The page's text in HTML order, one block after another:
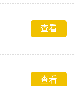
查看
查看